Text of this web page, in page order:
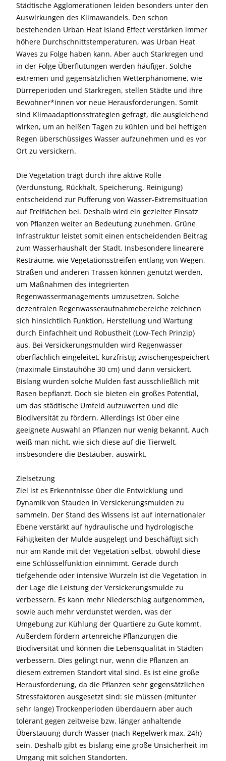
Städtische Agglomerationen leiden besonders unter den
Auswirkungen des Klimawandels. Den schon
bestehenden Urban Heat Island Effect verstärken immer
höhere Durchschnittstemperaturen, was Urban Heat
Waves zu Folge haben kann. Aber auch Starkregen und
in der Folge Überflutungen werden häufiger. Solche
extremen und gegensätzlichen Wetterphänomene, wie
Dürreperioden und Starkregen, stellen Städte und ihre
Bewohner*innen vor neue Herausforderungen. Somit
sind Klimaadaptionsstrategien gefragt, die ausgleichend
wirken, um an heißen Tagen zu kühlen und bei heftigen
Regen überschüssiges Wasser aufzunehmen und es vor
Ort zu versickern.
Die Vegetation trägt durch ihre aktive Rolle
(Verdunstung, Rückhalt, Speicherung, Reinigung)
entscheidend zur Pufferung von Wasser-Extremsituation
auf Freiflächen bei. Deshalb wird ein gezielter Einsatz
von Pflanzen weiter an Bedeutung zunehmen. Grüne
Infrastruktur leistet somit einen entscheidenden Beitrag
zum Wasserhaushalt der Stadt. Insbesondere linearere
Resträume, wie Vegetationsstreifen entlang von Wegen,
Straßen und anderen Trassen können genutzt werden,
um Maßnahmen des integrierten
Regenwassermanagements umzusetzen. Solche
dezentralen Regenwasseraufnahmebereiche zeichnen
sich hinsichtlich Funktion, Herstellung und Wartung
durch Einfachheit und Robustheit (Low-Tech Prinzip)
aus. Bei Versickerungsmulden wird Regenwasser
oberflächlich eingeleitet, kurzfristig zwischengespeichert
(maximale Einstauhöhe 30 cm) und dann versickert.
Bislang wurden solche Mulden fast ausschließlich mit
Rasen bepflanzt. Doch sie bieten ein großes Potential,
um das städtische Umfeld aufzuwerten und die
Biodiversität zu fördern. Allerdings ist über eine
geeignete Auswahl an Pflanzen nur wenig bekannt. Auch
weiß man nicht, wie sich diese auf die Tierwelt,
insbesondere die Bestäuber, auswirkt.
Zielsetzung
Ziel ist es Erkenntnisse über die Entwicklung und
Dynamik von Stauden in Versickerungsmulden zu
sammeln. Der Stand des Wissens ist auf internationaler
Ebene verstärkt auf hydraulische und hydrologische
Fähigkeiten der Mulde ausgelegt und beschäftigt sich
nur am Rande mit der Vegetation selbst, obwohl diese
eine Schlüsselfunktion einnimmt. Gerade durch
tiefgehende oder intensive Wurzeln ist die Vegetation in
der Lage die Leistung der Versickerungsmulde zu
verbessern. Es kann mehr Niederschlag aufgenommen,
sowie auch mehr verdunstet werden, was der
Umgebung zur Kühlung der Quartiere zu Gute kommt.
Außerdem fördern artenreiche Pflanzungen die
Biodiversität und können die Lebensqualität in Städten
verbessern. Dies gelingt nur, wenn die Pflanzen an
diesem extremen Standort vital sind. Es ist eine große
Herausforderung, da die Pflanzen sehr gegensätzlichen
Stressfaktoren ausgesetzt sind: sie müssen (mitunter
sehr lange) Trockenperioden überdauern aber auch
tolerant gegen zeitweise bzw. länger anhaltende
Überstauung durch Wasser (nach Regelwerk max. 24h)
sein. Deshalb gibt es bislang eine große Unsicherheit im
Umgang mit solchen Standorten.